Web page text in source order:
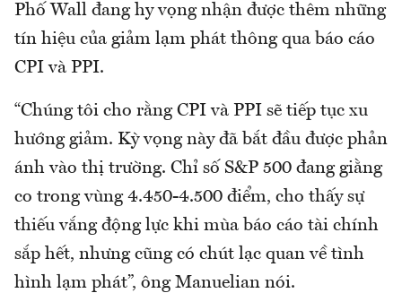
Phố Wall đang hy vọng nhận được thêm những
tín hiệu của giảm lạm phát thông qua báo cáo
CPI và PPI.
“Chúng tôi cho rằng CPI và PPI sẽ tiếp tục xu
hướng giảm. Kỳ vọng này đã bắt đầu được phản
ánh vào thị trường. Chỉ số S&P 500 đang giằng
co trong vùng 4.450-4.500 điểm, cho thấy sự
thiếu vắng động lực khi mùa báo cáo tài chính
sắp hết, nhưng cũng có chút lạc quan về tình
hình lạm phát”, ông Manuelian nói.